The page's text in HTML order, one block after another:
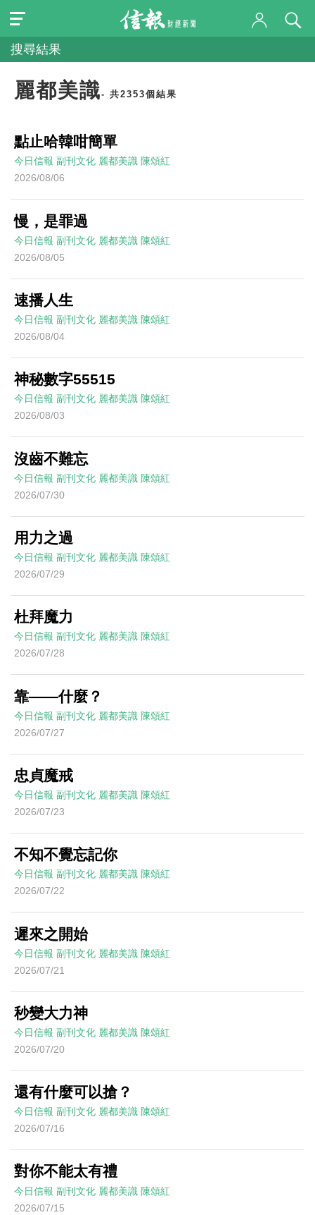
搜尋結果
麗都美識- 共2353個結果
點止哈韓咁簡單
今日信報 副刊文化 麗都美識 陳頌紅
2026/08/06
慢，是罪過
今日信報 副刊文化 麗都美識 陳頌紅
2026/08/05
速播人生
今日信報 副刊文化 麗都美識 陳頌紅
2026/08/04
神秘數字55515
今日信報 副刊文化 麗都美識 陳頌紅
2026/08/03
沒齒不難忘
今日信報 副刊文化 麗都美識 陳頌紅
2026/07/30
用力之過
今日信報 副刊文化 麗都美識 陳頌紅
2026/07/29
杜拜魔力
今日信報 副刊文化 麗都美識 陳頌紅
2026/07/28
靠——什麼？
今日信報 副刊文化 麗都美識 陳頌紅
2026/07/27
忠貞魔戒
今日信報 副刊文化 麗都美識 陳頌紅
2026/07/23
不知不覺忘記你
今日信報 副刊文化 麗都美識 陳頌紅
2026/07/22
遲來之開始
今日信報 副刊文化 麗都美識 陳頌紅
2026/07/21
秒變大力神
今日信報 副刊文化 麗都美識 陳頌紅
2026/07/20
還有什麼可以搶？
今日信報 副刊文化 麗都美識 陳頌紅
2026/07/16
對你不能太有禮
今日信報 副刊文化 麗都美識 陳頌紅
2026/07/15